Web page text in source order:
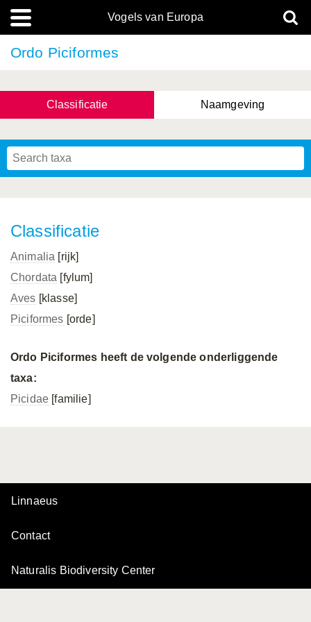
Vogels van Europa
Ordo Piciformes
Classificatie Naamgeving
Classificatie
Animalia [rijk]
Chordata [fylum]
Aves [klasse]
Piciformes [orde]
Ordo Piciformes heeft de volgende onderliggende
taxa:
Picidae [familie]
Linnaeus
Contact
Naturalis Biodiversity Center